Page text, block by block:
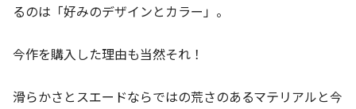
るのは「好みのデザインとカラー」。
今作を購入した理由も当然それ！
滑らかさとスエードならではの荒さのあるマテリアルと今